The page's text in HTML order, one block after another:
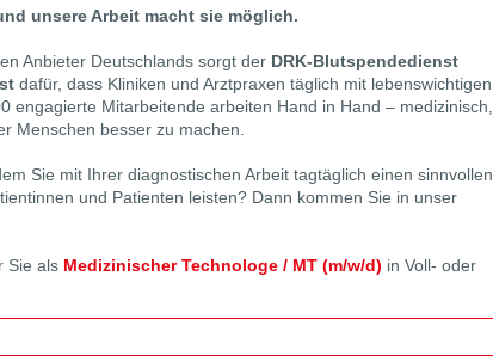
unsere Arbeit macht sie möglich.
Anbieter Deutschlands sorgt der DRK-Blut­spende­dienst
dafür, dass Kliniken und Arzt­praxen täglich mit lebens­wichtigen
engagierte Mit­arbeitende arbeiten Hand in Hand – medizinisch,
Menschen besser zu machen.
Sie mit Ihrer diagno­stischen Arbeit tag­täglich einen sinnvollen
und Patienten leisten? Dann kommen Sie in unser
Sie als Medizinischer Technologe / MT (m/w/d) in Voll- oder